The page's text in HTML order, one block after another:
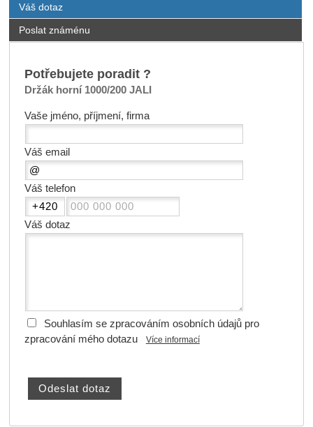
Váš dotaz
Poslat známénu
Potřebujete poradit ?
Držák horní 1000/200 JALI
Vaše jméno, příjmení, firma
Váš email
Váš telefon
Váš dotaz
Souhlasím se zpracováním osobních údajů pro
zpracování mého dotazu
Více informací